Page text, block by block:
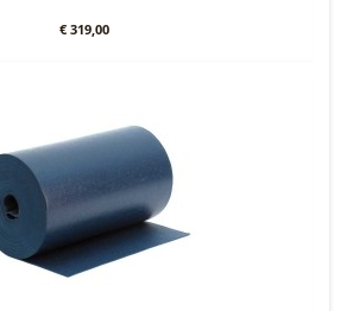
€ 319,00